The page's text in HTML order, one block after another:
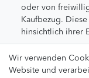
oder von
Kaufbezug.
hinsichtlich ihrer
Rechtliches
Wir verwenden
Website und